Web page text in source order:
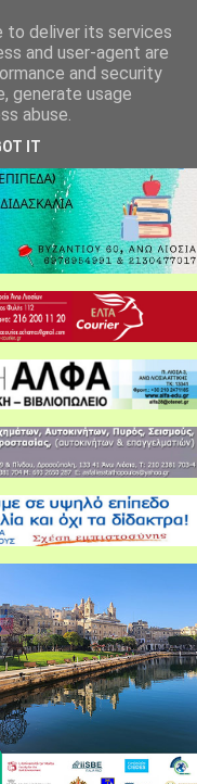
to deliver its services
and user-agent are
and security
generate usage
abuse.
IT